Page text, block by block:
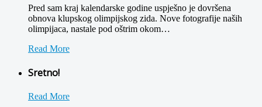
Pred sam kraj kalendarske godine uspješno je dovršena
obnova klupskog olimpijskog zida. Nove fotografije naših
olimpijaca, nastale pod oštrim okom…
Read More
Sretno!
Read More